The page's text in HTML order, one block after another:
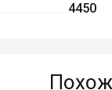
4450